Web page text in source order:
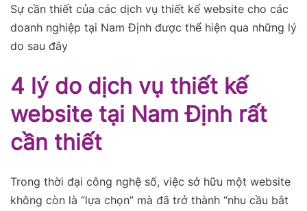
Sự cần thiết của các dịch vụ thiết kế website cho các
doanh nghiệp tại Nam Định được thể hiện qua những lý
do sau đây
4 lý do dịch vụ thiết kế
website tại Nam Định rất
cần thiết
Trong thời đại công nghệ số, việc sở hữu một website
không còn là “lựa chọn” mà đã trở thành “nhu cầu bắt